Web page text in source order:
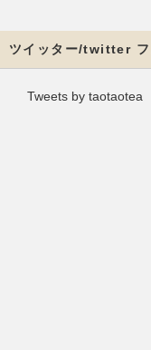
ツイッター/twitter
Tweets by taotaotea